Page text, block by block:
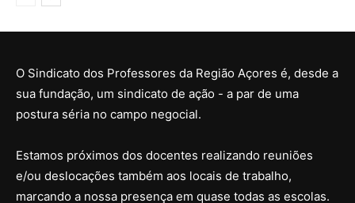
O Sindicato dos Professores da Região Açores é, desde a
sua fundação, um sindicato de ação - a par de uma
postura séria no campo negocial.
Estamos próximos dos docentes realizando reuniões
e/ou deslocações também aos locais de trabalho,
marcando a nossa presença em quase todas as escolas.